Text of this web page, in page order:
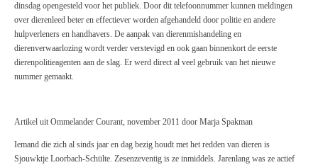
dinsdag opengesteld voor het publiek. Door dit telefoonnummer kunnen meldingen
over dierenleed beter en effectiever worden afgehandeld door politie en andere
hulpverleners en handhavers. De aanpak van dierenmishandeling en
dierenverwaarlozing wordt verder verstevigd en ook gaan binnenkort de eerste
dierenpolitieagenten aan de slag. Er werd direct al veel gebruik van het nieuwe
nummer gemaakt.
Artikel uit Ommelander Courant, november 2011 door Marja Spakman
Iemand die zich al sinds jaar en dag bezig houdt met het redden van dieren is
Sjouwktje Loorbach-Schülte. Zesenzeventig is ze inmiddels. Jarenlang was ze actief